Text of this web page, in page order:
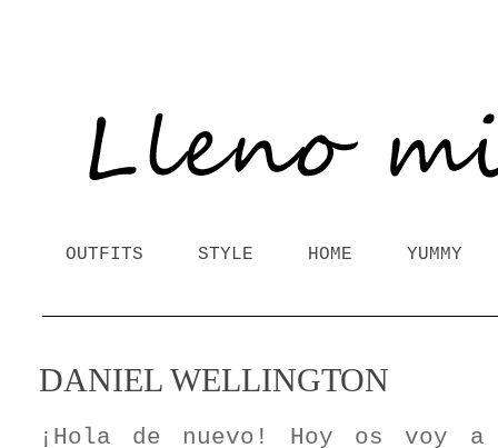
OUTFITS STYLE HOME YUMMY
DANIEL WELLINGTON
¡Hola de nuevo! Hoy os voy